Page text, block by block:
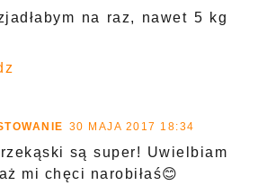
na raz, nawet 5 kg
30 MAJA 2017 18:34
są super! Uwielbiam
mi chęci narobiłaś😊